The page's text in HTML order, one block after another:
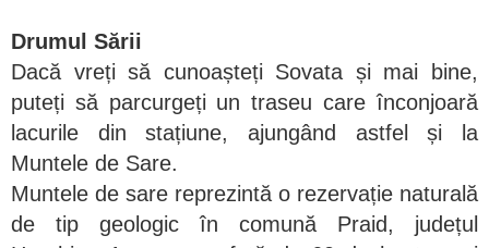
Drumul Sării
Dacă vreți să cunoașteți Sovata și mai bine,
puteți să parcurgeți un traseu care înconjoară
lacurile din stațiune, ajungând astfel și la
Muntele de Sare.
Muntele de sare reprezintă o rezervație naturală
de tip geologic în comună Praid, județul